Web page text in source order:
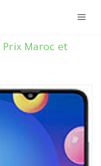
Prix Maroc et